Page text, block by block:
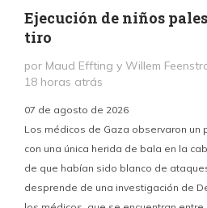
Ejecución de niños
tiro
por Maud Effting y Willem
18 horas atrás
07 de agosto de 2026
Los médicos de Gaza observaron un
con una única herida de bala en la
de que habían sido blanco de
desprende de una investigación de